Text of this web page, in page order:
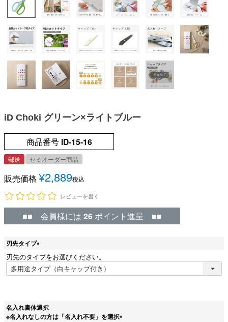
iD Choki グリーン×ライトブルー
商品番号 ID-15-16
郵送 セミオーダー商品
販売価格 ¥2,889税込
レビューを書く
■■ 会員様には 26 ポイント進呈 ■■
刃先タイプ
(
必
須
刃先のタイプをお選びください。
名入れ書体選択
※名入れなしの方は「名入れ不要」を選択